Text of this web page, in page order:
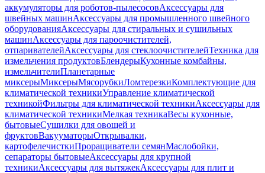
аккумуляторы для роботов-пылесосовАксессуары для
швейных машинАксессуары для промышленного швейного
оборудованияАксессуары для стиральных и сушильных
машинАксессуары для пароочистителей,
отпаривателейАксессуары для стеклоочистителейТехника для
измельчения продуктовБлендерыКухонные комбайны,
измельчителиПланетарные
миксерыМиксерыМясорубкиЛомтерезкиКомплектующие для
климатической техникиУправление климатической
техникойФильтры для климатической техникиАксессуары для
климатической техникиМелкая техникаВесы кухонные,
бытовыеСушилки для овощей и
фруктовВакууматорыОткрывалки,
картофелечисткиПроращиватели семянМаслобойки,
сепараторы бытовыеАксессуары для крупной
техникиАксессуары для вытяжекАксессуары для плит и